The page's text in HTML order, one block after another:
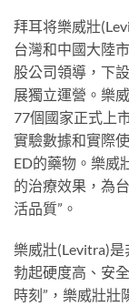
拜耳将樂威壯
台灣和中國大陸
股公司領導，下
展獨立運營。樂
77個國家正式上
實驗數據和實際
ED的藥物。樂威
的治療效果，為
活品質”。
樂威壯(Levitra)是
勃起硬度高、安
時刻”，樂威壯壯